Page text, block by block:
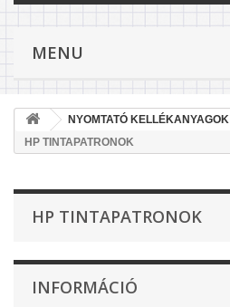
MENU
NYOMTATÓ KELLÉKANYAGOK
HP TINTAPATRONOK
HP TINTAPATRONOK
INFORMÁCIÓ